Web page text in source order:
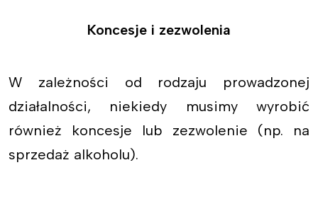
Koncesje i zezwolenia
W zależności od rodzaju prowadzonej
działalności, niekiedy musimy wyrobić
również koncesje lub zezwolenie (np. na
sprzedaż alkoholu).